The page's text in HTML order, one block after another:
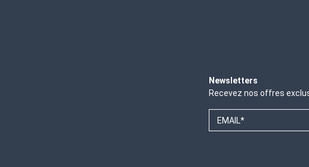
Newsletters
Recevez nos offres
EMAIL*